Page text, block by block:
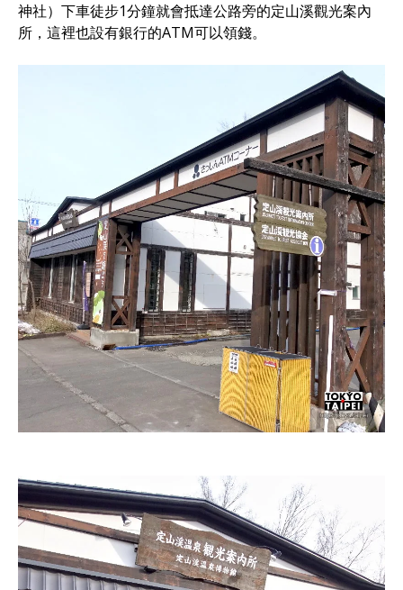
神社）下車徒步1分鐘就會抵達公路旁的定山溪觀光案內
所，這裡也設有銀行的ATM可以領錢。